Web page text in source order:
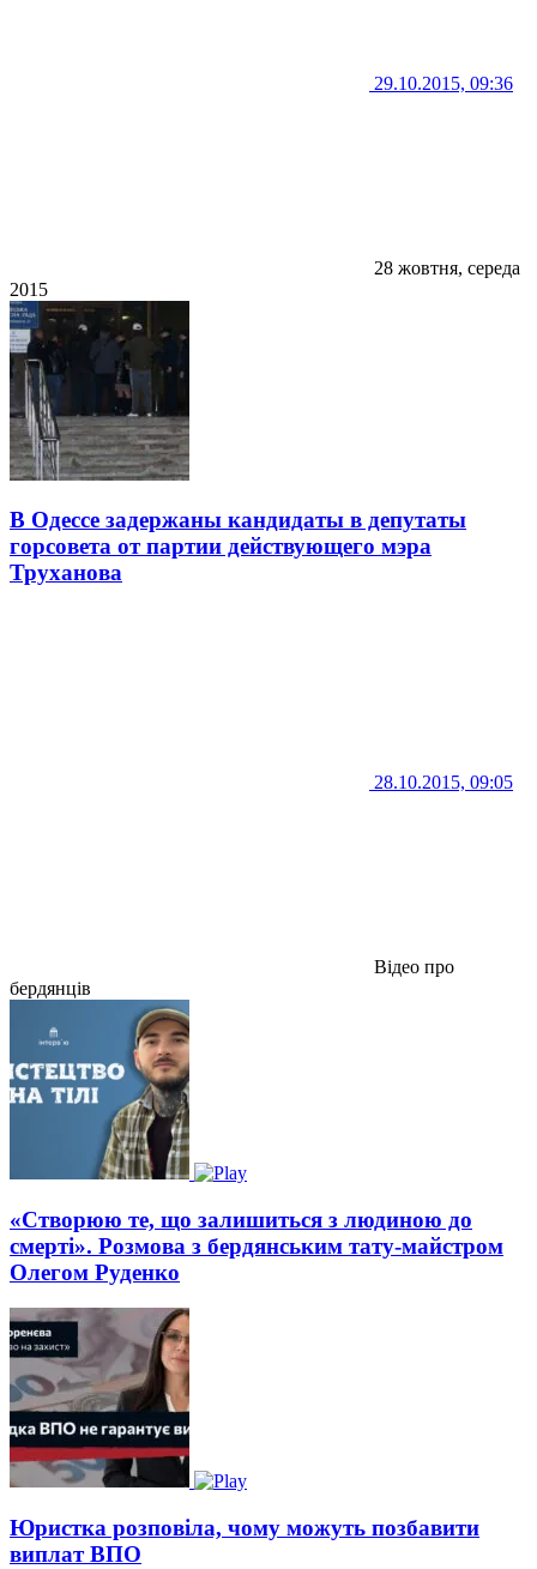
29.10.2015, 09:36
28 жовтня, середа
2015
В Одессе задержаны кандидаты в депутаты
горсовета от партии действующего мэра
Труханова
28.10.2015, 09:05
Відео про
бердянців
«Створюю те, що залишиться з людиною до
смерті». Розмова з бердянським тату-майстром
Олегом Руденко
Юристка розповіла, чому можуть позбавити
виплат ВПО